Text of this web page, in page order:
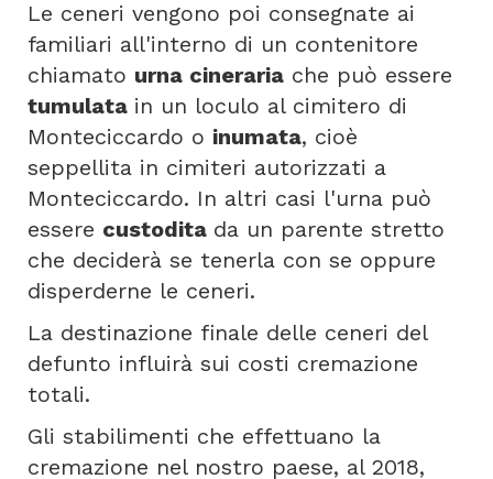
Le ceneri vengono poi consegnate ai
familiari all'interno di un contenitore
chiamato urna cineraria che può essere
tumulata in un loculo al cimitero di
Monteciccardo o inumata, cioè
seppellita in cimiteri autorizzati a
Monteciccardo. In altri casi l'urna può
essere custodita da un parente stretto
che deciderà se tenerla con se oppure
disperderne le ceneri.
La destinazione finale delle ceneri del
defunto influirà sui costi cremazione
totali.
Gli stabilimenti che effettuano la
cremazione nel nostro paese, al 2018,